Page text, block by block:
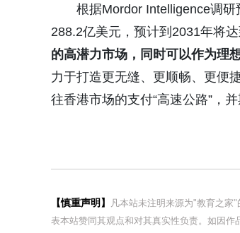
根据Mordor Intelligence调
288.2亿美元，预计到2031年将
的高潜力市场，同时可以作为理
力于打造更无缝、更顺畅、更便
往香港市场的支付“高速公路”，
【慎重声明】
凡本站未注明来源为"教育之家
表本站赞同其观点和对其真实性负责。如因